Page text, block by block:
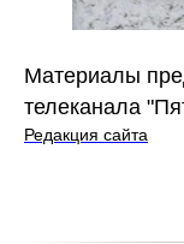
Материалы
телеканала
Редакция сайта